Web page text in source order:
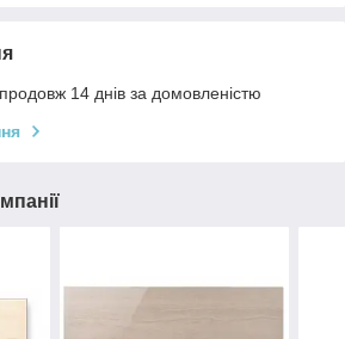
14 днів за домовленістю